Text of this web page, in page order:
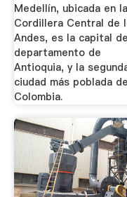
Medellín, ubicada en la
Cordillera Central de
Andes, es la capital de
departamento de
Antioquia, y la
ciudad más poblada de
Colombia.